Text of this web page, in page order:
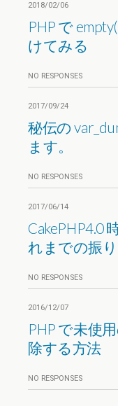
2018/02/06
PHP で
けてみる
NO RESPONSES
2017/09/24
秘伝の
ます。
NO RESPONSES
2017/06/14
CakePHP4.0
れまでの振り
NO RESPONSES
2016/12/07
PHP で未使
除する方法
NO RESPONSES